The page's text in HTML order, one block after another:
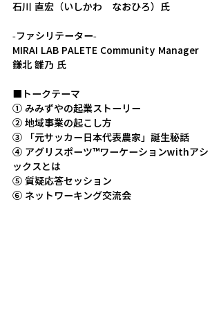
石川 直宏（いしかわ　なおひろ）氏
-ファシリテーター-
MIRAI LAB PALETE Community Manager
鎌北 雛乃 氏
■トークテーマ
① みみずやの起業ストーリー
② 地域事業の起こし方
③ 「元サッカー日本代表農家」誕生秘話
④ アグリスポーツ™ワーケーションwithアシ
ックスとは
⑤ 質疑応答セッション
⑥ ネットワーキング交流会